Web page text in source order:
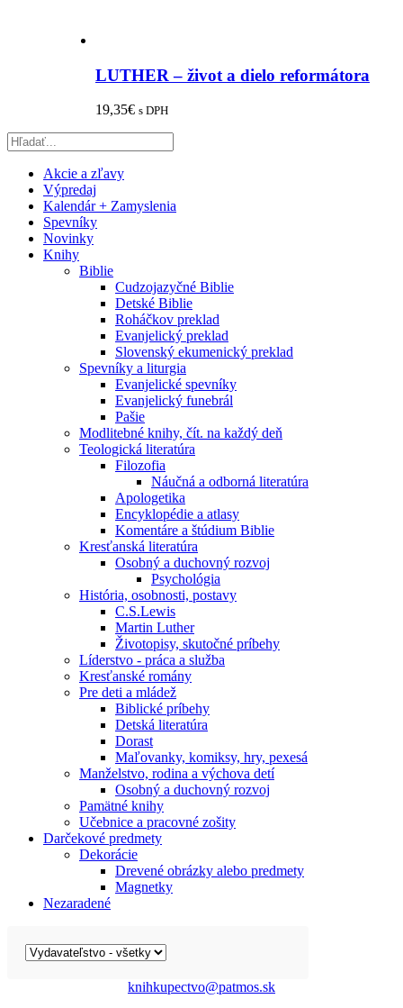
LUTHER – život a dielo reformátora
19,35€ s DPH
Akcie a zľavy
Výpredaj
Kalendár + Zamyslenia
Spevníky
Novinky
Knihy
Biblie
Cudzojazyčné Biblie
Detské Biblie
Roháčkov preklad
Evanjelický preklad
Slovenský ekumenický preklad
Spevníky a liturgia
Evanjelické spevníky
Evanjelický funebrál
Pašie
Modlitebné knihy, čít. na každý deň
Teologická literatúra
Filozofia
Náučná a odborná literatúra
Apologetika
Encyklopédie a atlasy
Komentáre a štúdium Biblie
Kresťanská literatúra
Osobný a duchovný rozvoj
Psychológia
História, osobnosti, postavy
C.S.Lewis
Martin Luther
Životopisy, skutočné príbehy
Líderstvo - práca a služba
Kresťanské romány
Pre deti a mládež
Biblické príbehy
Detská literatúra
Dorast
Maľovanky, komiksy, hry, pexesá
Manželstvo, rodina a výchova detí
Osobný a duchovný rozvoj
Pamätné knihy
Učebnice a pracovné zošity
Darčekové predmety
Dekorácie
Drevené obrázky alebo predmety
Magnetky
Nezaradené
knihkupectvo@patmos.sk